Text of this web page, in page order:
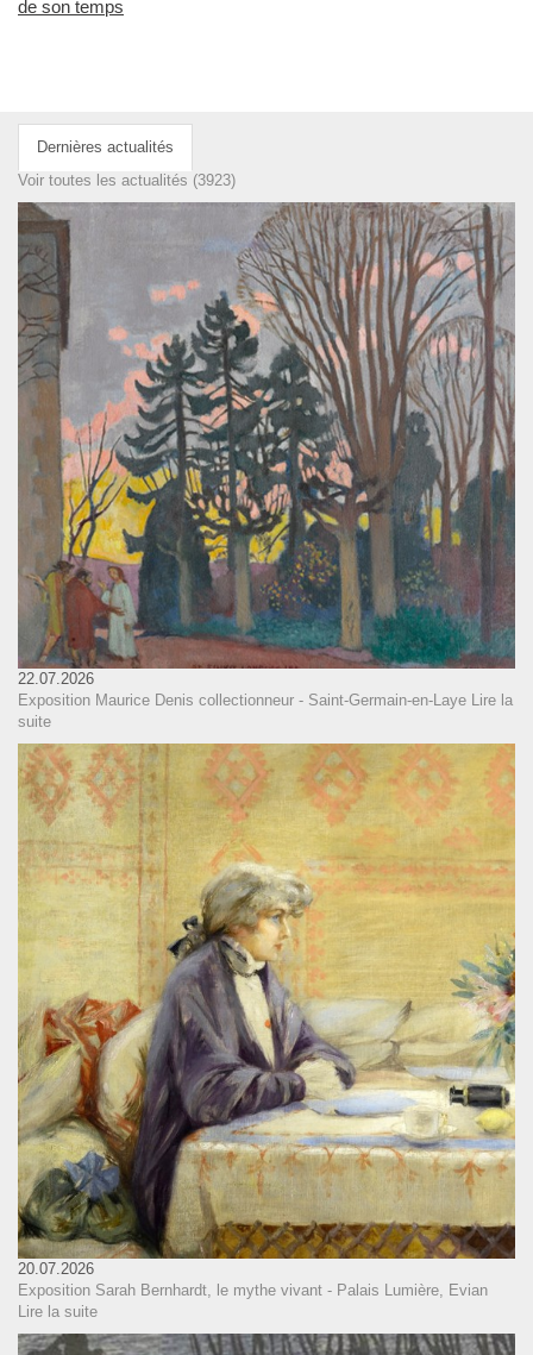
de son temps
Dernières actualités
Voir toutes les actualités (3923)
22.07.2026
Exposition Maurice Denis collectionneur - Saint-Germain-en-Laye Lire la
suite
20.07.2026
Exposition Sarah Bernhardt, le mythe vivant - Palais Lumière, Evian
Lire la suite